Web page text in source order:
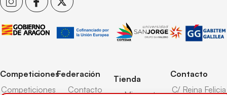
Competiciones
Competiciones
Federación
Contacto
Tienda
Contacto
C/ Reina Felicia